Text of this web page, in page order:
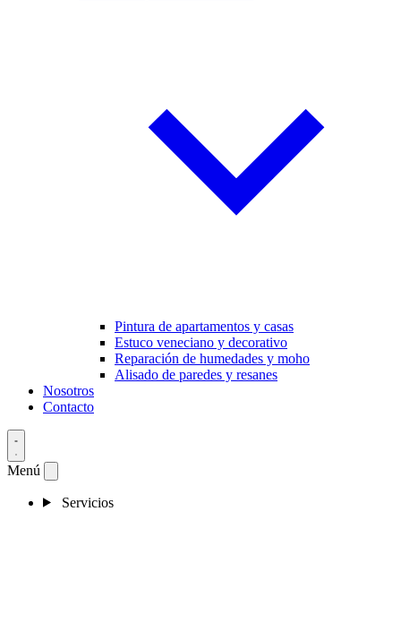
Pintura de apartamentos y casas
Estuco veneciano y decorativo
Reparación de humedades y moho
Alisado de paredes y resanes
Nosotros
Contacto
Menú
Servicios